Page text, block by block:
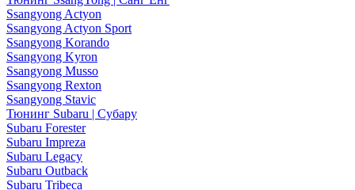
Ssangyong Actyon
Ssangyong Actyon Sport
Ssangyong Korando
Ssangyong Kyron
Ssangyong Musso
Ssangyong Rexton
Ssangyong Stavic
Тюнинг Subaru | Субару
Subaru Forester
Subaru Impreza
Subaru Legacy
Subaru Outback
Subaru Tribeca